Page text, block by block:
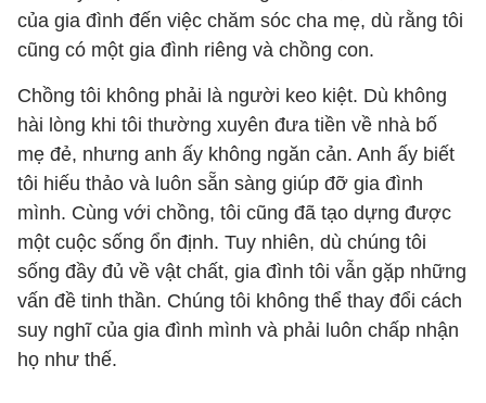
của gia đình đến việc chăm sóc cha mẹ, dù rằng tôi
cũng có một gia đình riêng và chồng con.
Chồng tôi không phải là người keo kiệt. Dù không
hài lòng khi tôi thường xuyên đưa tiền về nhà bố
mẹ đẻ, nhưng anh ấy không ngăn cản. Anh ấy biết
tôi hiếu thảo và luôn sẵn sàng giúp đỡ gia đình
mình. Cùng với chồng, tôi cũng đã tạo dựng được
một cuộc sống ổn định. Tuy nhiên, dù chúng tôi
sống đầy đủ về vật chất, gia đình tôi vẫn gặp những
vấn đề tinh thần. Chúng tôi không thể thay đổi cách
suy nghĩ của gia đình mình và phải luôn chấp nhận
họ như thế.